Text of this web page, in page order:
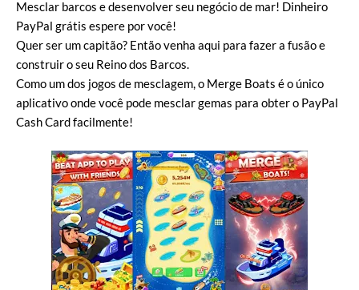
Mesclar barcos e desenvolver seu negócio de mar! Dinheiro
PayPal grátis espere por você!
Quer ser um capitão? Então venha aqui para fazer a fusão e
construir o seu Reino dos Barcos.
Como um dos jogos de mesclagem, o Merge Boats é o único
aplicativo onde você pode mesclar gemas para obter o PayPal
Cash Card facilmente!